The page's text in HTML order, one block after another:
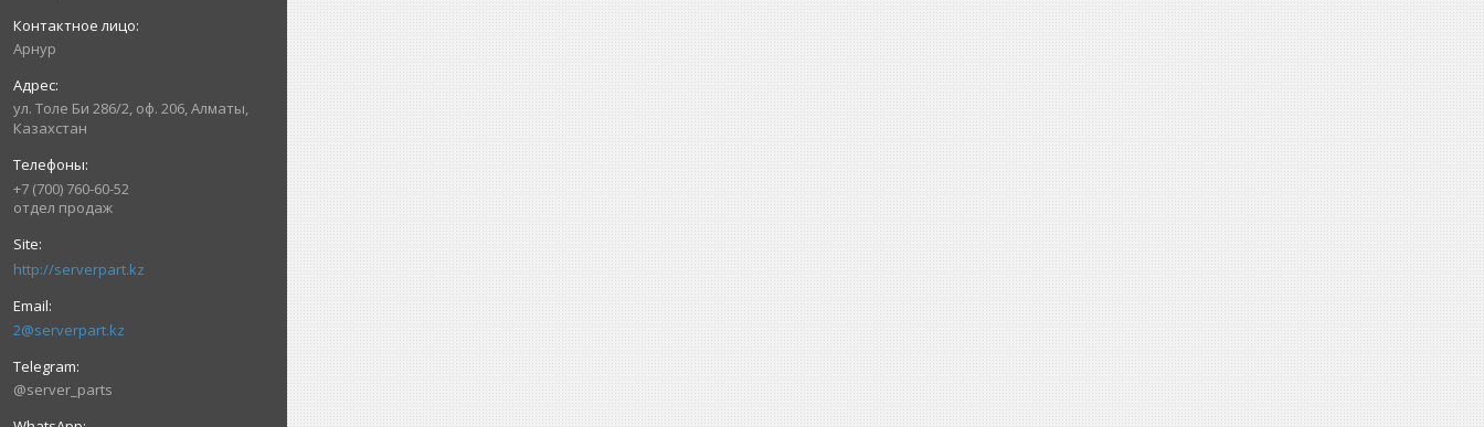
Арнур
ул. Толе Би 286/2, оф. 206, Алматы,
Казахстан
+7 (700) 760-60-52
отдел продаж
http://serverpart.kz
2@serverpart.kz
@server_parts